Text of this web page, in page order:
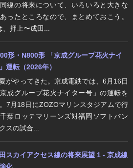
線の将来について、いろいろと大きな
ったところなので、まとめておこう。
、押上〜成田...
形・N800形 「京成グループ花火ナイ
運転（2026年）
がやってきた。京成電鉄では、6月16日
成グループ花火ナイター号」の運転を
7月18日にZOZOマリンスタジアムで行
葉ロッテマリーンズ対福岡ソフトバン
スの試合...
スカイアクセス線の将来展望 1 - 京成線